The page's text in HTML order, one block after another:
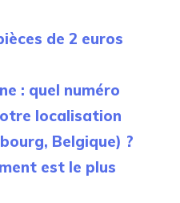
de 2 euros
: quel numéro
localisation
Belgique) ?
est le plus